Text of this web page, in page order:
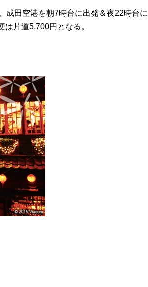
成田空港を朝7時台に出発＆夜22時台に
片道5,700円となる。